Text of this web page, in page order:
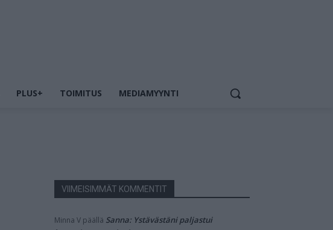
PLUS+ TOIMITUS MEDIAMYYNTI
VIIMEISIMMÄT KOMMENTIT
Minna V päällä Sanna: Ystävästäni paljastui